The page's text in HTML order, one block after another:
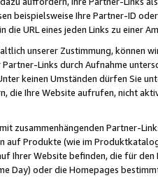
beispielsweise Ihre Partner-ID
die URL eines jeden Links zu einer
unserer Zustimmung, können
Partner-Links durch Aufnahme
keinen Umständen dürfen Sie
die Ihre Website aufrufen, nicht
zusammenhängenden Partner-
auf Produkte (wie im
Ihrer Website befinden, die für
Day) oder die Homepages